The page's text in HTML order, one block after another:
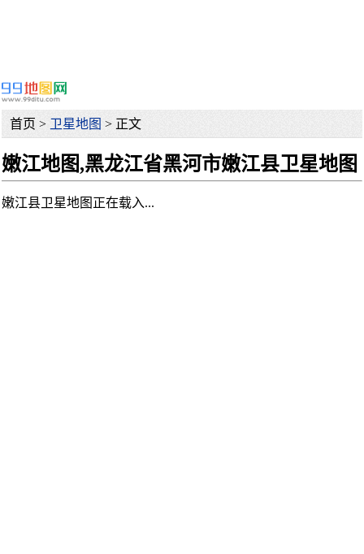
首页 > 卫星地图 > 正文
嫩江地图,黑龙江省黑河市嫩江县卫星地图
嫩江县卫星地图正在载入...